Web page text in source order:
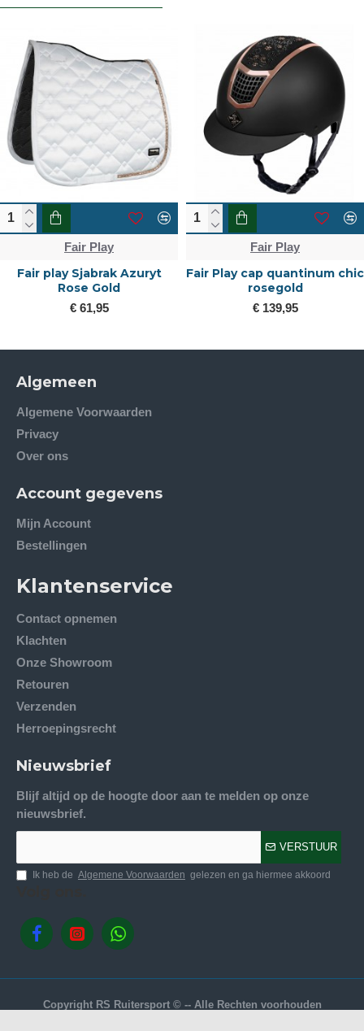
Fair Play
Fair play Sjabrak Azuryt
Rose Gold
€ 61,95
Fair Play
Fair Play cap quantinum chic
rosegold
€ 139,95
Algemeen
Algemene Voorwaarden
Privacy
Over ons
Account gegevens
Mijn Account
Bestellingen
Klantenservice
Contact opnemen
Klachten
Onze Showroom
Retouren
Verzenden
Herroepingsrecht
Nieuwsbrief
Blijf altijd op de hoogte door aan te melden op onze
nieuwsbrief.
VERSTUUR
Ik heb de Algemene Voorwaarden gelezen en ga hiermee akkoord
Copyright RS Ruitersport © -- Alle Rechten voorhouden